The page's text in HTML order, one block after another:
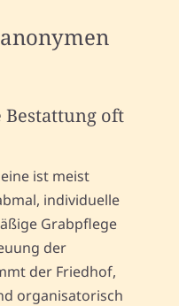
oft
ist meist
individuelle
Grabpflege
der
der Friedhof,
organisatorisch